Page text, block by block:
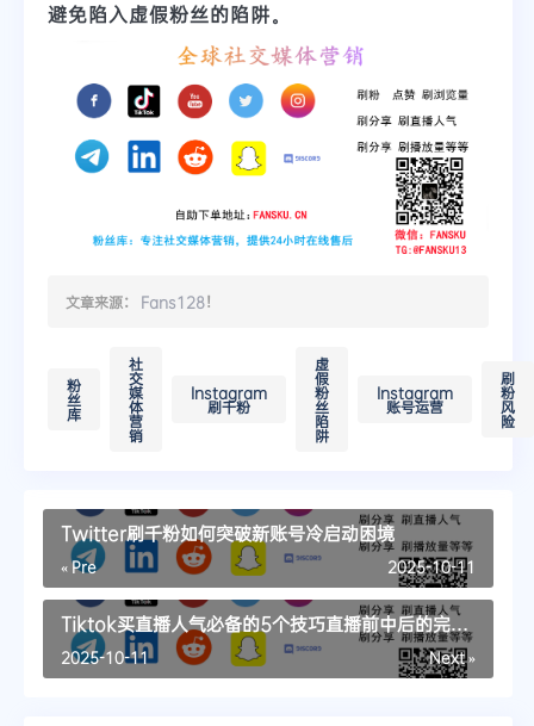
避免陷入虚假粉丝的陷阱。
文章来源： Fans128！
粉
丝
库
社
交
媒
体
营
销
Instagram
刷千粉
虚
假
粉
丝
陷
阱
Instagram
账号运营
刷
粉
风
险
Twitter刷千粉如何突破新账号冷启动困境
« Pre 2025-10-11
Tiktok买直播人气必备的5个技巧直播前中后的完整
运营checklist
Next »
2025-10-11